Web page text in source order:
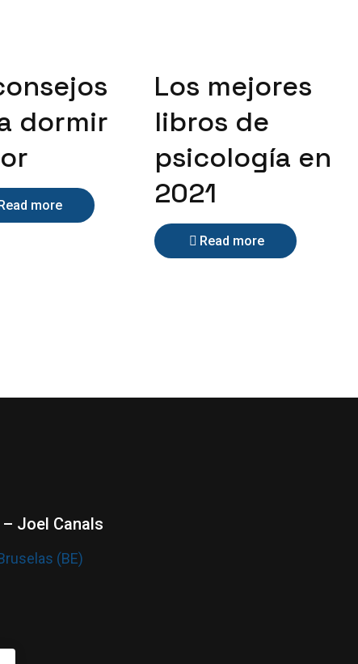
dormir
more
Los mejores
libros de
psicología en
2021
Read more
Joel Canals
(BE)